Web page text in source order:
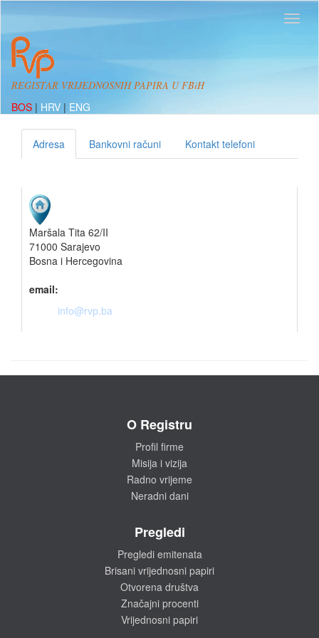
REGISTAR VRIJEDNOSNIH PAPIRA U FBiH
BOS | HRV | ENG
Adresa Bankovni računi Kontakt telefoni
Maršala Tita 62/II
71000 Sarajevo
Bosna i Hercegovina
email:
info@rvp.ba
O Registru
Profil firme
Misija i vizija
Radno vrijeme
Neradni dani
Pregledi
Pregledi emitenata
Brisani vrijednosni papiri
Otvorena društva
Značajni procenti
Vrijednosni papiri